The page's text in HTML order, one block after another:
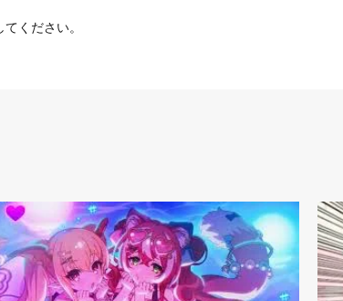
てください。